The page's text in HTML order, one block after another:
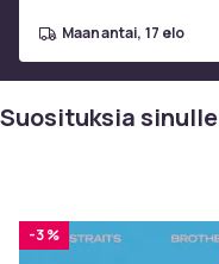
maanantai, 17 elo
Suosituksia sinulle
-3 %